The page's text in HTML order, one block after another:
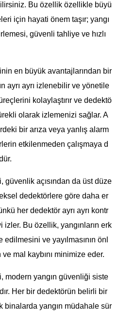
Bu özellik özellikle büyü
için hayati önem taşır; yangı
güvenli tahliye ve hızlı
en büyük avantajlarından bir
ayrı ayrı izlenebilir ve yönetile
kolaylaştırır ve dedektö
olarak izlemenizi sağlar. A
bir arıza veya yanlış alarm
etkilenmeden çalışmaya d
açısından da üst düze
dedektörlere göre daha er
her dedektör ayrı ayrı kontr
Bu özellik, yangınların erk
ve yayılmasının önl
mal kaybını minimize eder.
modern yangın güvenliği siste
Her bir dedektörün belirli bir
binalarda yangın müdahale sür